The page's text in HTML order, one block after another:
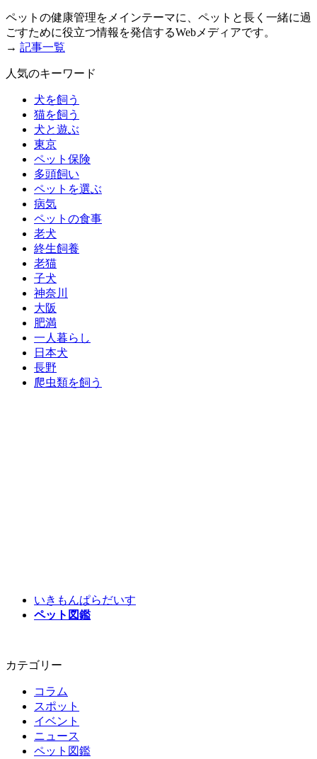
ペットの健康管理をメインテーマに、ペットと長く一緒に過
ごすために役立つ情報を発信するWebメディアです。
→ 記事一覧
人気のキーワード
犬を飼う
猫を飼う
犬と遊ぶ
東京
ペット保険
多頭飼い
ペットを選ぶ
病気
ペットの食事
老犬
終生飼養
老猫
子犬
神奈川
大阪
肥満
一人暮らし
日本犬
長野
爬虫類を飼う
いきもんぱらだいす
ペット図鑑
カテゴリー
コラム
スポット
イベント
ニュース
ペット図鑑